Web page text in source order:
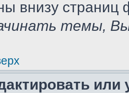
внизу
темы,